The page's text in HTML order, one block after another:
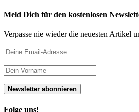
Meld Dich für den kostenlosen
Verpasse nie wieder die neuesten Artikel
Folge uns!